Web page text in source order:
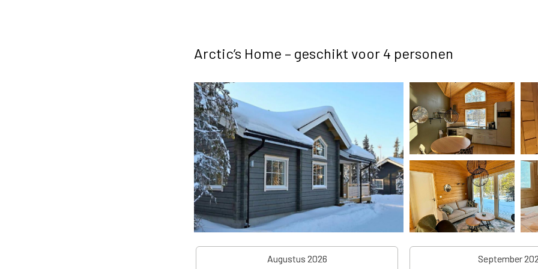
Arctic’s Home – geschikt voor 4 personen
Augustus 2026 September